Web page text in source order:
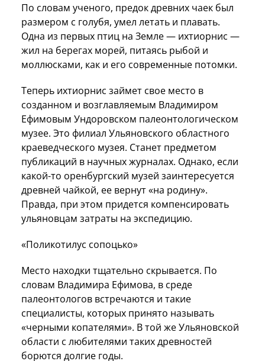
По словам ученого, предок древних чаек был
размером с голубя, умел летать и плавать.
Одна из первых птиц на Земле — ихтиорнис —
жил на берегах морей, питаясь рыбой и
моллюсками, как и его современные потомки.
Теперь ихтиорнис займет свое место в
созданном и возглавляемым Владимиром
Ефимовым Ундоровском палеонтологическом
музее. Это филиал Ульяновского областного
краеведческого музея. Станет предметом
публикаций в научных журналах. Однако, если
какой-то оренбургский музей заинтересуется
древней чайкой, ее вернут «на родину».
Правда, при этом придется компенсировать
ульяновцам затраты на экспедицию.
«Поликотилус сопоцько»
Место находки тщательно скрывается. По
словам Владимира Ефимова, в среде
палеонтологов встречаются и такие
специалисты, которых принято называть
«черными копателями». В той же Ульяновской
области с любителями таких древностей
борются долгие годы.